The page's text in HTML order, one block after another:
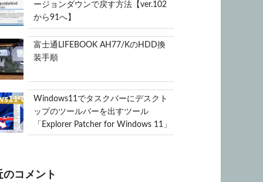
ージョンダウンで戻す方法【ver.102
から91へ】
富士通LIFEBOOK AH77/KのHDD換
装手順
Windows11でタスクバーにデスクト
ップのツールバーを出すツール
「Explorer Patcher for Windows 11」
のコメント